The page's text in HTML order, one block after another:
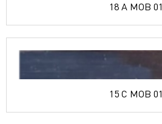
18 A MOB 01
15 C MOB 01